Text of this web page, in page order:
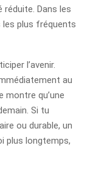
Dans les
plus fréquents
l’avenir.
au
montre qu’une
Si tu
ou durable, un
plus longtemps,